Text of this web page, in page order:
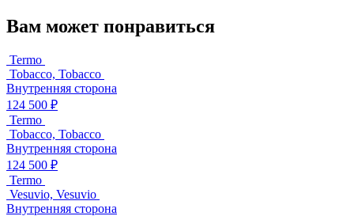
Вам может понравиться
Termo
Tobacco, Tobacco
Внутренняя сторона
124 500 ₽
Termo
Tobacco, Tobacco
Внутренняя сторона
124 500 ₽
Termo
Vesuvio, Vesuvio
Внутренняя сторона